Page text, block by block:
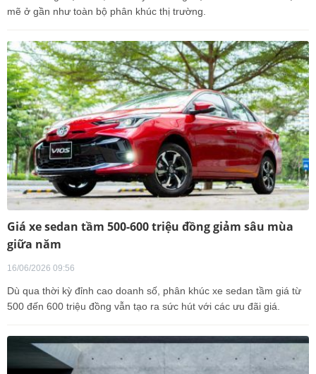
mẽ ở gần như toàn bộ phân khúc thị trường.
Giá xe sedan tầm 500-600 triệu đồng giảm sâu mùa
giữa năm
16/06/2026 09:56
Dù qua thời kỳ đỉnh cao doanh số, phân khúc xe sedan tầm giá từ
500 đến 600 triệu đồng vẫn tạo ra sức hút với các ưu đãi giá.